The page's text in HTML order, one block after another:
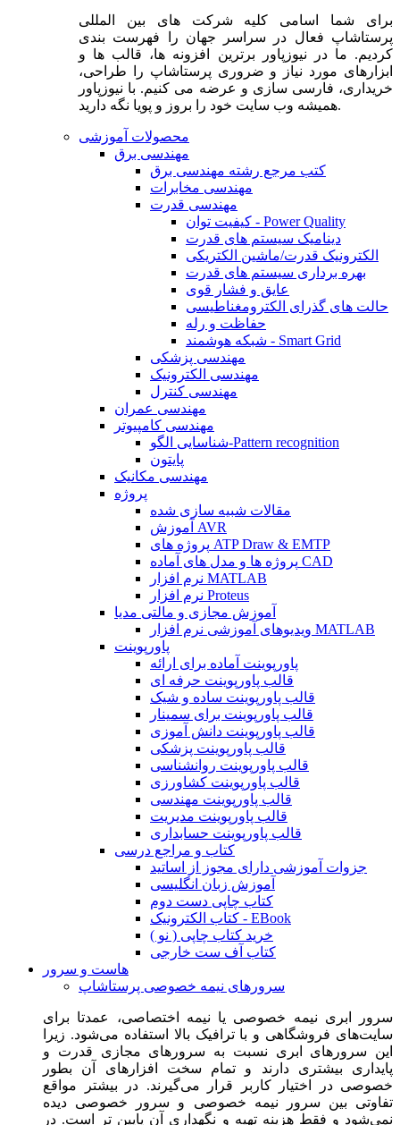
برای شما اسامی کلیه شرکت های بین المللی
پرستاشاپ فعال در سراسر جهان را فهرست بندی
کردیم. ما در نیوزپاور برترین افزونه ها، قالب ها و
ابزارهای مورد نیاز و ضروری پرستاشاپ را طراحی،
خریداری، فارسی سازی و عرضه می کنیم. با نیوزپاور
همیشه وب سایت خود را بروز و پویا نگه دارید.
محصولات آموزشی
مهندسی برق
کتب مرجع رشته مهندسی برق
مهندسی مخابرات
مهندسی قدرت
کیفیت توان - Power Quality
دینامیک سیستم های قدرت
الکترونیک قدرت/ماشین الکتریکی
بهره برداری سیستم های قدرت
عایق و فشار قوی
حالت های گذرای الکترومغناطیسی
حفاظت و رله
شبکه هوشمند - Smart Grid
مهندسی پزشکی
مهندسی الکترونیک
مهندسی کنترل
مهندسی عمران
مهندسی کامپیوتر
شناسایی الگو-Pattern recognition
پایتون
مهندسی مکانیک
پروژه
مقالات شبیه سازی شده
آموزش AVR
پروژه های ATP Draw & EMTP
پروژه ها و مدل های آماده CAD
نرم افزار MATLAB
نرم افزار Proteus
آموزش مجازی و مالتی مدیا
ویدیوهای آموزشی نرم افزار MATLAB
پاورپوینت
پاورپوینت آماده برای ارائه
قالب پاورپوینت حرفه ای
قالب پاورپوینت ساده و شیک
قالب پاورپوینت برای سمینار
قالب پاورپوینت دانش آموزی
قالب پاورپوینت پزشکی
قالب پاورپوینت روانشناسی
قالب پاورپوینت کشاورزی
قالب پاورپوینت مهندسی
قالب پاورپوینت مدیریت
قالب پاورپوینت حسابداری
کتاب و مراجع درسی
جزوات آموزشی دارای مجوز از اساتید
آموزش زبان انگلیسی
کتاب چاپی دست دوم
کتاب الکترونیک - EBook
خرید کتاب چاپی ( نو )
کتاب آف ست خارجی
هاست و سرور
سرورهای نیمه خصوصی پرستاشاپ
سرور ابری نیمه خصوصی یا نیمه اختصاصی، عمدتا برای
سایت‌های فروشگاهی و با ترافیک بالا استفاده می‌شود. زیرا
این سرورهای ابری نسبت به سرورهای مجازی قدرت و
پایداری بیشتری دارند و تمام سخت افزارهای آن بطور
خصوصی در اختیار کاربر قرار می‌گیرند. در بیشتر مواقع
تفاوتی بین سرور نیمه خصوصی و سرور خصوصی دیده
نمی‌شود و فقط هزینه تهیه و نگهداری آن پایین تر است. در